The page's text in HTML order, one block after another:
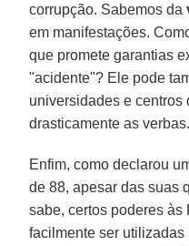
corrupção. Sabemos da
em manifestações.
que promete garantias
"acidente"? Ele pode
universidades e
drasticamente as verbas.
Enfim, como declarou
de 88, apesar das suas
sabe, certos poderes às
facilmente ser utilizadas